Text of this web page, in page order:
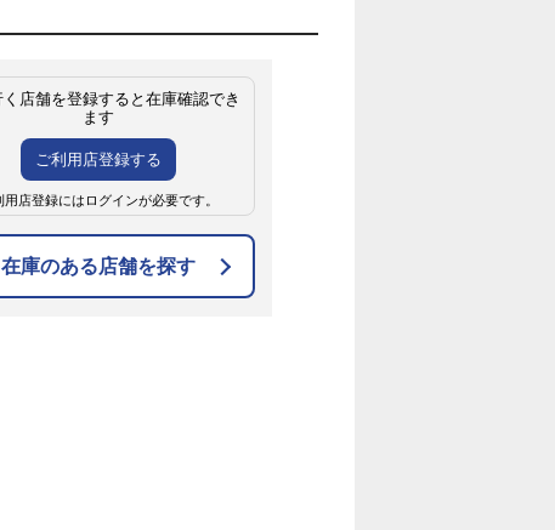
く店舗を登録すると在庫確認でき
ます
ご利用店登録する
用店登録にはログインが必要です。
在庫のある店舗を探す